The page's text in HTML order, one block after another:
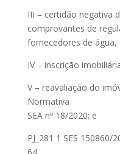
III – certidão negativa
comprovantes de
fornecedores de
IV – inscrição
V – reavaliação do
Normativa
SEA nº 18/2020; e
PJ_281 1 SES 150860/